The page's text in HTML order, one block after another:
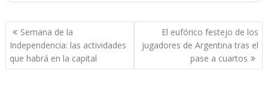
Navegación
de
entradas
Semana de la
Independencia: las actividades
que habrá en la capital
El eufórico festejo de los
jugadores de Argentina tras el
pase a cuartos